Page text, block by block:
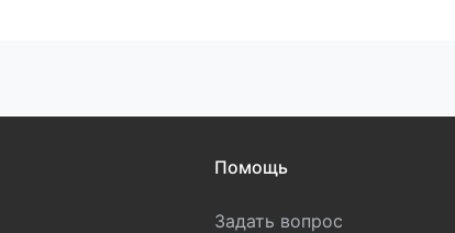
Помощь
Задать вопрос